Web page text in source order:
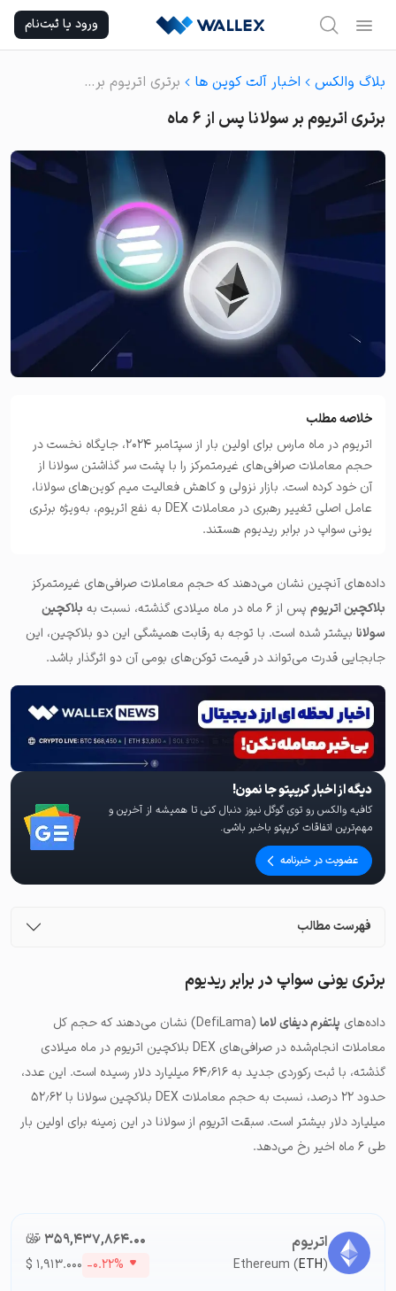
content
ورود یا ثبت‌نام
بلاگ والکس اخبار آلت کوین ها برتری اتریوم بر سولانا پس از ۶ ماه
برتری اتریوم بر سولانا پس از ۶ ماه
خلاصه مطلب
اتریوم در ماه مارس برای اولین بار از سپتامبر ۲۰۲۴، جایگاه نخست در
حجم معاملات صرافی‌های غیرمتمرکز را با پشت سر گذاشتن سولانا از
آن خود کرده است. بازار نزولی و کاهش فعالیت میم کوین‌های سولانا،
عامل اصلی تغییر رهبری در معاملات DEX به نفع اتریوم، به‌ویژه برتری
یونی سواپ در برابر ریدیوم هستند.
داده‌های آنچین نشان می‌دهند که حجم معاملات صرافی‌های غیرمتمرکز
بلاکچین اتریوم پس از ۶ ماه در ماه میلادی گذشته، نسبت به
بلاکچین
سولانا بیشتر شده است. با توجه به رقابت همیشگی این دو بلاکچین، این
جابجایی قدرت می‌تواند در قیمت توکن‌های بومی آن دو اثرگذار باشد.
دیگه از اخبار کریپتو جا نمون!
کافیه والکس رو توی گوگل نیوز دنبال کنی تا همیشه از آخرین و
مهم‌ترین اتفاقات کریپتو باخبر باشی.
عضویت در خبرنامه
فهرست مطالب
برتری یونی سواپ در برابر ریدیوم
داده‌های پلتفرم دیفای لاما
(DefiLama) نشان می‌دهند که حجم کل
معاملات انجام‌شده در صرافی‌های DEX بلاکچین اتریوم در ماه میلادی
گذشته، با ثبت رکوردی جدید به ۶۴٫۶۱۶ میلیارد دلار رسیده است. این عدد،
حدود ۲۲ درصد، نسبت به حجم معاملات DEX بلاکچین سولانا با ۵۲٫۶۲
میلیارد دلار بیشتر است. سبقت اتریوم از سولانا در این زمینه برای اولین بار
طی ۶ ماه اخیر رخ می‌دهد.
اتریوم
Ethereum (ETH)
۳۵۹,۴۳۷,۸۶۴.۰۰تومان-ء
$ ۱,۹۱۳.۰۰۰ -۰.۲۲%